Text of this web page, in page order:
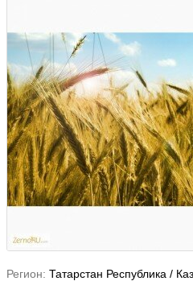
Регион: Татарстан Республика /